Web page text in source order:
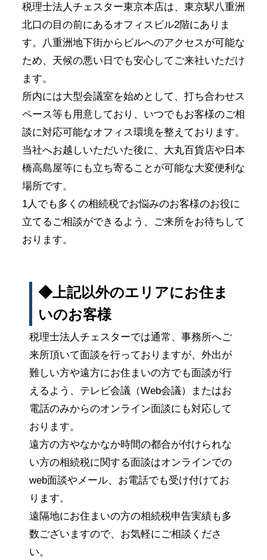
税理士法人チェスター東京本店は、東京駅八重洲
北口の目の前にあるオフィスビル2階にありま
す。八重洲地下街からビルへのアクセスが可能な
ため、天候の悪い日でも安心してご来社いただけ
ます。
所内には大型会議室を始めとして、打ち合わせス
ペース等も用意しており、いつでもお客様のご相
談に対応可能なオフィス環境を整えております。
当社へお越しいただいた後に、大丸百貨店や日本
橋高島屋等にも立ち寄ることが可能な大変便利な
場所です。
1人でも多くの相続税でお悩みのお客様のお役に
立てるご相談ができるよう、ご来所をお待ちして
おります。
◆上記以外のエリアにお住ま
いのお客様
税理士法人チェスターでは通常、事務所へご
来所頂いて面談を行っておりますが、外出が
難しい方や遠方にお住まいの方でも面談が行
えるよう、テレビ会議（Web会議）またはお
電話のみからのオンライン面談にも対応して
おります。
遠方の方やなかなか時間の都合が付けられな
い方の相続税に関する面談はオンラインでの
web面談やメール、お電話でも受け付けてお
ります。
遠隔地にお住まいの方の相続税申告実績も多
数ございますので、お気軽にご相談くださ
い。